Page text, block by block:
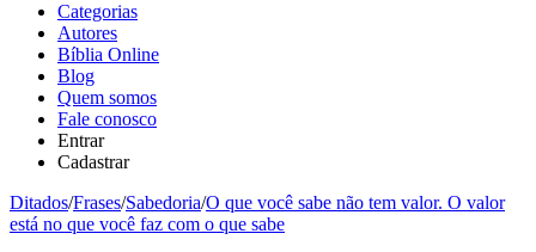
Categorias
Autores
Bíblia Online
Blog
Quem somos
Fale conosco
Entrar
Cadastrar
Ditados/Frases/Sabedoria/O que você sabe não tem valor. O valor
está no que você faz com o que sabe